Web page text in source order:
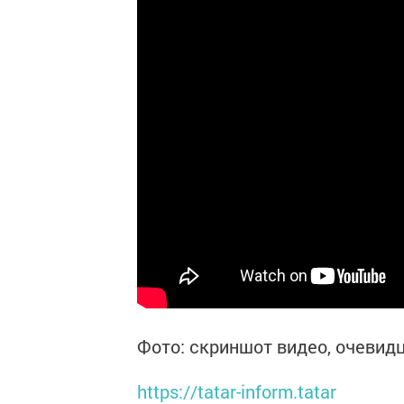
Фото: скриншот видео,
https://tatar-inform.tatar